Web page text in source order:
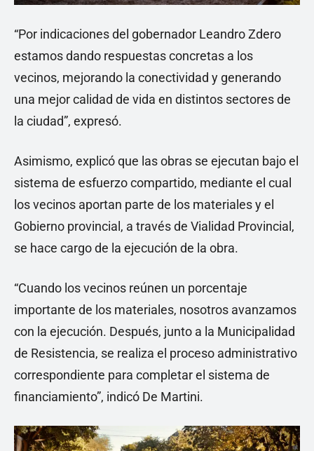
“Por indicaciones del gobernador Leandro Zdero
estamos dando respuestas concretas a los
vecinos, mejorando la conectividad y generando
una mejor calidad de vida en distintos sectores de
la ciudad”, expresó.
Asimismo, explicó que las obras se ejecutan bajo el
sistema de esfuerzo compartido, mediante el cual
los vecinos aportan parte de los materiales y el
Gobierno provincial, a través de Vialidad Provincial,
se hace cargo de la ejecución de la obra.
“Cuando los vecinos reúnen un porcentaje
importante de los materiales, nosotros avanzamos
con la ejecución. Después, junto a la Municipalidad
de Resistencia, se realiza el proceso administrativo
correspondiente para completar el sistema de
financiamiento”, indicó De Martini.